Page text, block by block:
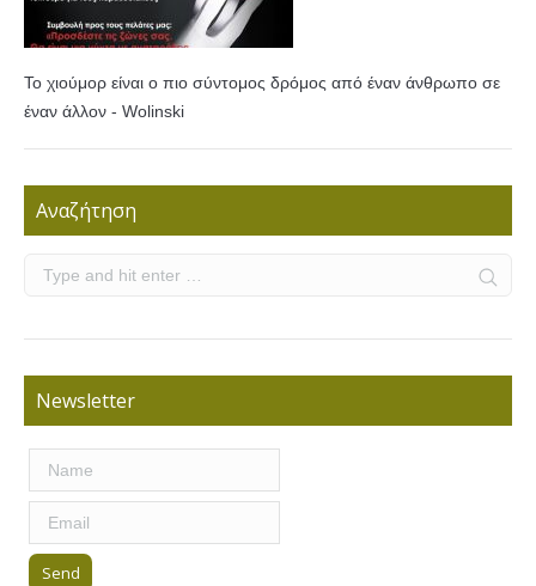
Το χιούμορ είναι ο πιο σύντομος δρόμος από έναν άνθρωπο σε
έναν άλλον - Wolinski
Αναζήτηση
Newsletter